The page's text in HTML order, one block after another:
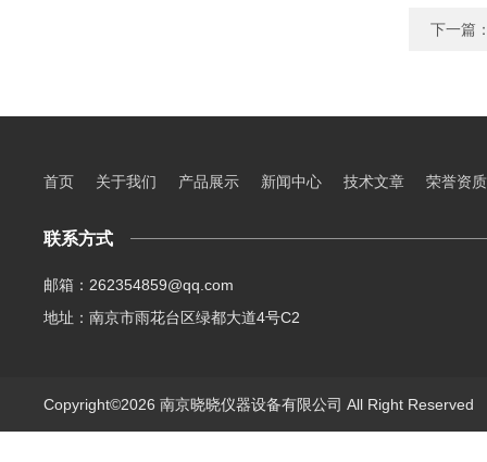
下一篇
首页 关于我们 产品展示 新闻中心 技术文章 荣誉资质
联系方式
邮箱：262354859@qq.com
地址：南京市雨花台区绿都大道4号C2
Copyright©2026 南京晓晓仪器设备有限公司 All Right